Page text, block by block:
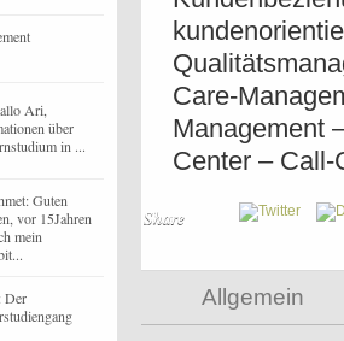
Care-
Management
Center – Call-
Share
Allgemein
Ari,
über
in ...
Guten
vor 15Jahren
mein
Der